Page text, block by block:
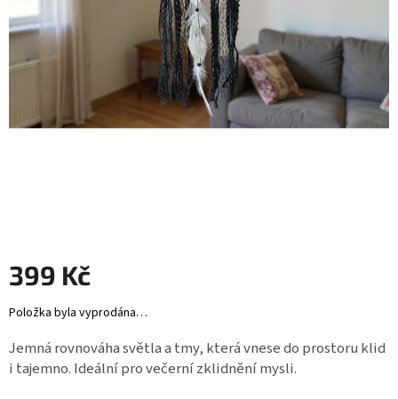
Záložky
do
Šperkovnice
a
snů
Plecháčky
399 Kč
Měrná
cena:
Položka byla vyprodána…
Jemná rovnováha světla a tmy, která vnese do prostoru klid
i tajemno. Ideální pro večerní zklidnění mysli.